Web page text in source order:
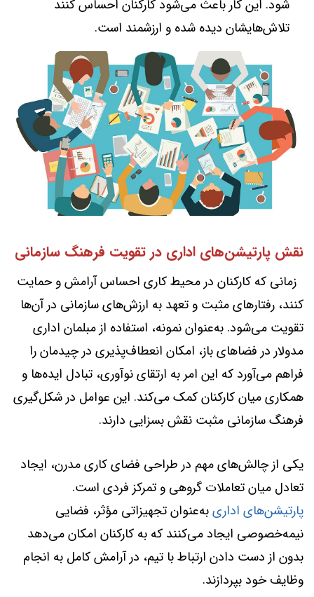
شود. این کار باعث می‌شود کارکنان احساس کنند
تلاش‌هایشان دیده شده و ارزشمند است.
نقش پارتیشن‌های اداری در تقویت فرهنگ سازمانی
زمانی که کارکنان در محیط کاری احساس آرامش و حمایت
کنند، رفتارهای مثبت و تعهد به ارزش‌های سازمانی در آن‌ها
تقویت می‌شود. به‌عنوان نمونه، استفاده از مبلمان اداری
مدولار در فضاهای باز، امکان انعطاف‌پذیری در چیدمان را
فراهم می‌آورد که این امر به ارتقای نوآوری، تبادل ایده‌ها و
همکاری میان کارکنان کمک می‌کند. این عوامل در شکل‌گیری
فرهنگ سازمانی مثبت نقش بسزایی دارند.
یکی از چالش‌های مهم در طراحی فضای کاری مدرن، ایجاد
تعادل میان تعاملات گروهی و تمرکز فردی است.
پارتیشن‌های اداریبه‌عنوان تجهیزاتی مؤثر، فضایی
نیمه‌خصوصی ایجاد می‌کنند که به کارکنان امکان می‌دهد
بدون از دست دادن ارتباط با تیم، در آرامش کامل به انجام
وظایف خود بپردازند.